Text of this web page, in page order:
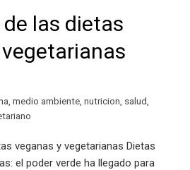
las dietas
medio ambiente nutricion salud
veganas y vegetarianas Dietas
el poder verde ha llegado para